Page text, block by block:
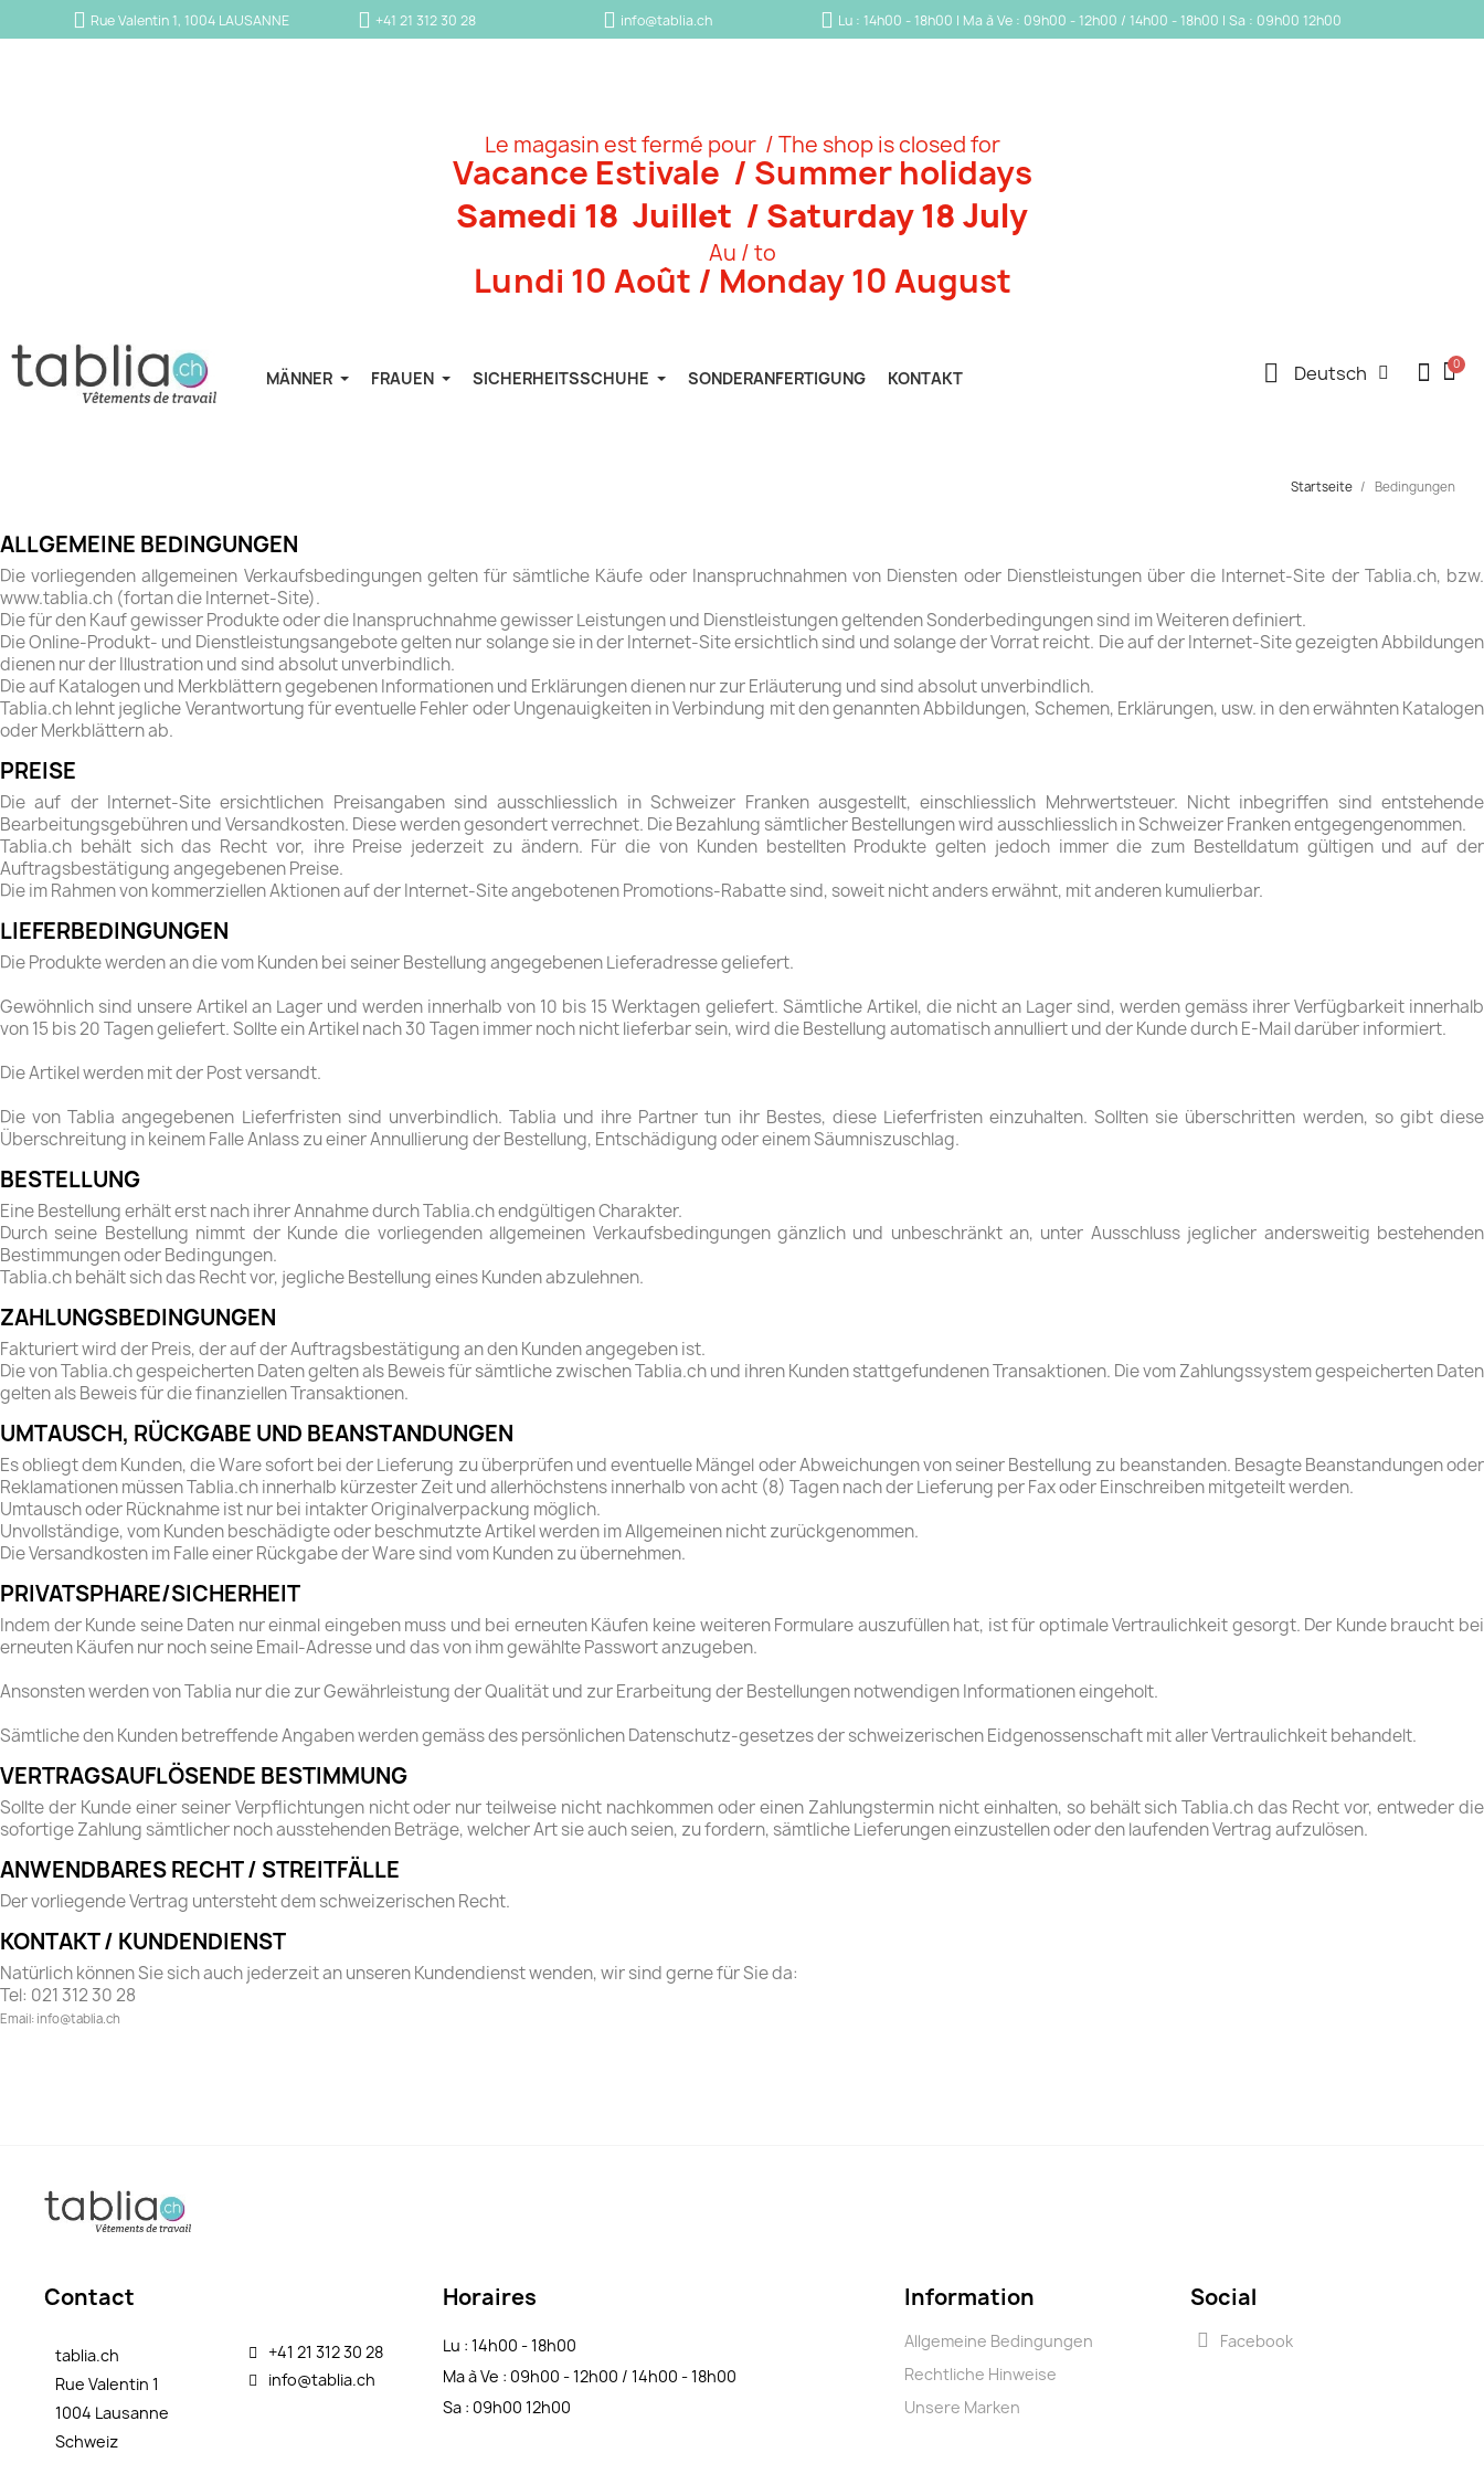
Rue Valentin 1, 1004 LAUSANNE +41 21 312 30 28 info@tablia.ch Lu : 14h00 - 18h00 | Ma à Ve : 09h00 - 12h00 / 14h00 - 18h00 | Sa : 09h00 12h00
Le magasin est fermé pour / The shop is closed for
Vacance Estivale / Summer holidays
Samedi 18 Juillet / Saturday 18 July
Au / to
Lundi 10 Août / Monday 10 August
MÄNNER FRAUEN SICHERHEITSSCHUHE SONDERANFERTIGUNG KONTAKT Deutsch
Startseite Bedingungen
ALLGEMEINE BEDINGUNGEN
Die vorliegenden allgemeinen Verkaufsbedingungen gelten für sämtliche Käufe oder Inanspruchnahmen von Diensten oder Dienstleistungen über die Internet-Site der Tablia.ch, bzw.
www.tablia.ch (fortan die Internet-Site).
Die für den Kauf gewisser Produkte oder die Inanspruchnahme gewisser Leistungen und Dienstleistungen geltenden Sonderbedingungen sind im Weiteren definiert.
Die Online-Produkt- und Dienstleistungsangebote gelten nur solange sie in der Internet-Site ersichtlich sind und solange der Vorrat reicht. Die auf der Internet-Site gezeigten Abbildungen
dienen nur der Illustration und sind absolut unverbindlich.
Die auf Katalogen und Merkblättern gegebenen Informationen und Erklärungen dienen nur zur Erläuterung und sind absolut unverbindlich.
Tablia.ch lehnt jegliche Verantwortung für eventuelle Fehler oder Ungenauigkeiten in Verbindung mit den genannten Abbildungen, Schemen, Erklärungen, usw. in den erwähnten Katalogen
oder Merkblättern ab.
PREISE
Die auf der Internet-Site ersichtlichen Preisangaben sind ausschliesslich in Schweizer Franken ausgestellt, einschliesslich Mehrwertsteuer. Nicht inbegriffen sind entstehende
Bearbeitungsgebühren und Versandkosten. Diese werden gesondert verrechnet. Die Bezahlung sämtlicher Bestellungen wird ausschliesslich in Schweizer Franken entgegengenommen.
Tablia.ch behält sich das Recht vor, ihre Preise jederzeit zu ändern. Für die von Kunden bestellten Produkte gelten jedoch immer die zum Bestelldatum gültigen und auf der
Auftragsbestätigung angegebenen Preise.
Die im Rahmen von kommerziellen Aktionen auf der Internet-Site angebotenen Promotions-Rabatte sind, soweit nicht anders erwähnt, mit anderen kumulierbar.
LIEFERBEDINGUNGEN
Die Produkte werden an die vom Kunden bei seiner Bestellung angegebenen Lieferadresse geliefert.
Gewöhnlich sind unsere Artikel an Lager und werden innerhalb von 10 bis 15 Werktagen geliefert. Sämtliche Artikel, die nicht an Lager sind, werden gemäss ihrer Verfügbarkeit innerhalb
von 15 bis 20 Tagen geliefert. Sollte ein Artikel nach 30 Tagen immer noch nicht lieferbar sein, wird die Bestellung automatisch annulliert und der Kunde durch E-Mail darüber informiert.
Die Artikel werden mit der Post versandt.
Die von Tablia angegebenen Lieferfristen sind unverbindlich. Tablia und ihre Partner tun ihr Bestes, diese Lieferfristen einzuhalten. Sollten sie überschritten werden, so gibt diese
Überschreitung in keinem Falle Anlass zu einer Annullierung der Bestellung, Entschädigung oder einem Säumniszuschlag.
BESTELLUNG
Eine Bestellung erhält erst nach ihrer Annahme durch Tablia.ch endgültigen Charakter.
Durch seine Bestellung nimmt der Kunde die vorliegenden allgemeinen Verkaufsbedingungen gänzlich und unbeschränkt an, unter Ausschluss jeglicher andersweitig bestehenden
Bestimmungen oder Bedingungen.
Tablia.ch behält sich das Recht vor, jegliche Bestellung eines Kunden abzulehnen.
ZAHLUNGSBEDINGUNGEN
Fakturiert wird der Preis, der auf der Auftragsbestätigung an den Kunden angegeben ist.
Die von Tablia.ch gespeicherten Daten gelten als Beweis für sämtliche zwischen Tablia.ch und ihren Kunden stattgefundenen Transaktionen. Die vom Zahlungssystem gespeicherten Daten
gelten als Beweis für die finanziellen Transaktionen.
UMTAUSCH, RÜCKGABE UND BEANSTANDUNGEN
Es obliegt dem Kunden, die Ware sofort bei der Lieferung zu überprüfen und eventuelle Mängel oder Abweichungen von seiner Bestellung zu beanstanden. Besagte Beanstandungen oder
Reklamationen müssen Tablia.ch innerhalb kürzester Zeit und allerhöchstens innerhalb von acht (8) Tagen nach der Lieferung per Fax oder Einschreiben mitgeteilt werden.
Umtausch oder Rücknahme ist nur bei intakter Originalverpackung möglich.
Unvollständige, vom Kunden beschädigte oder beschmutzte Artikel werden im Allgemeinen nicht zurückgenommen.
Die Versandkosten im Falle einer Rückgabe der Ware sind vom Kunden zu übernehmen.
PRIVATSPHARE/SICHERHEIT
Indem der Kunde seine Daten nur einmal eingeben muss und bei erneuten Käufen keine weiteren Formulare auszufüllen hat, ist für optimale Vertraulichkeit gesorgt. Der Kunde braucht bei
erneuten Käufen nur noch seine Email-Adresse und das von ihm gewählte Passwort anzugeben.
Ansonsten werden von Tablia nur die zur Gewährleistung der Qualität und zur Erarbeitung der Bestellungen notwendigen Informationen eingeholt.
Sämtliche den Kunden betreffende Angaben werden gemäss des persönlichen Datenschutz-gesetzes der schweizerischen Eidgenossenschaft mit aller Vertraulichkeit behandelt.
VERTRAGSAUFLÖSENDE BESTIMMUNG
Sollte der Kunde einer seiner Verpflichtungen nicht oder nur teilweise nicht nachkommen oder einen Zahlungstermin nicht einhalten, so behält sich Tablia.ch das Recht vor, entweder die
sofortige Zahlung sämtlicher noch ausstehenden Beträge, welcher Art sie auch seien, zu fordern, sämtliche Lieferungen einzustellen oder den laufenden Vertrag aufzulösen.
ANWENDBARES RECHT / STREITFÄLLE
Der vorliegende Vertrag untersteht dem schweizerischen Recht.
KONTAKT / KUNDENDIENST
Natürlich können Sie sich auch jederzeit an unseren Kundendienst wenden, wir sind gerne für Sie da:
Tel: 021 312 30 28
Email: info@tablia.ch
Contact
tablia.ch
Rue Valentin 1
1004 Lausanne
Schweiz
+41 21 312 30 28
info@tablia.ch
Horaires
Lu : 14h00 - 18h00
Ma à Ve : 09h00 - 12h00 / 14h00 - 18h00
Sa : 09h00 12h00
Information
Allgemeine Bedingungen
Rechtliche Hinweise
Unsere Marken
Social
Facebook